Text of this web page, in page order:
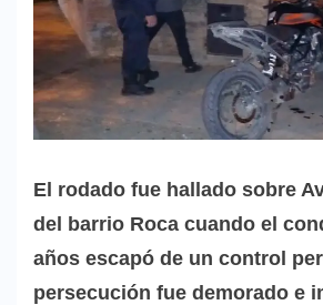
El rodado fue hallado sobre
del barrio Roca cuando el
años escapó de un control
persecución fue demorado e